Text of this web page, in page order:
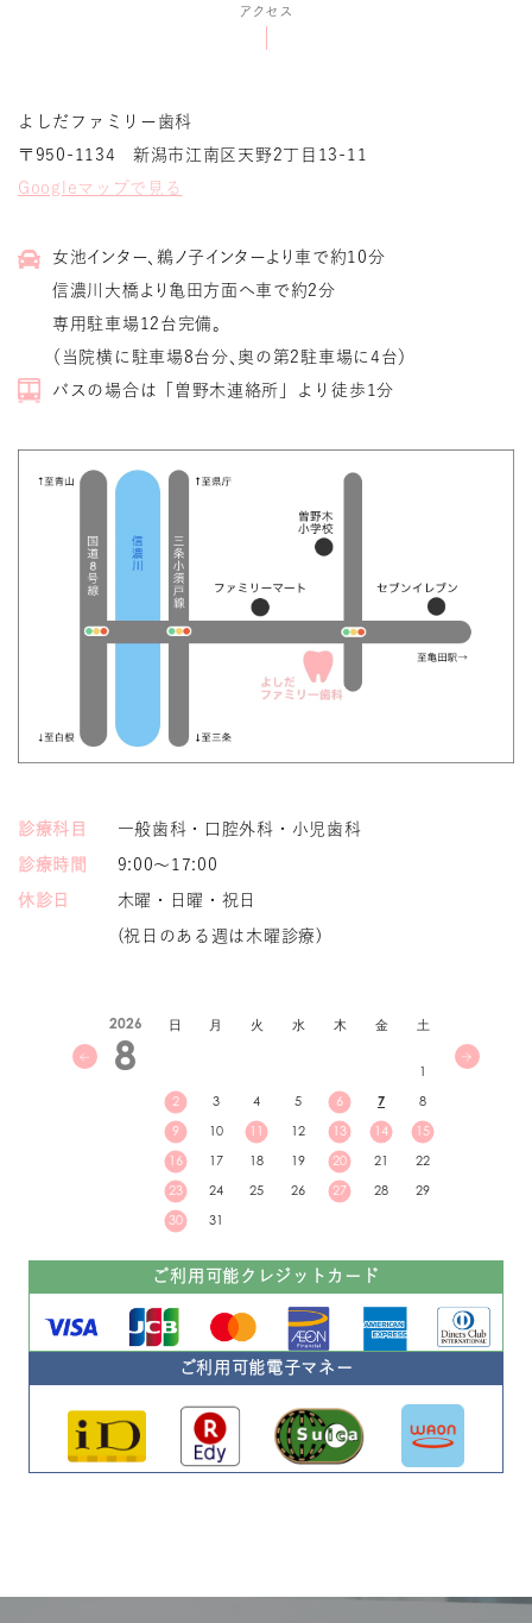
アクセス
よしだファミリー歯科
〒950-1134 新潟市江南区天野2丁目13-11
Googleマップで見る
女池インター、鵜ノ子インターより車で約10分
信濃川大橋より亀田方面へ車で約2分
専用駐車場12台完備。
（当院横に駐車場8台分、奥の第2駐車場に4台）
バスの場合は「曽野木連絡所」より徒歩1分
診療科目 一般歯科・口腔外科・小児歯科
診療時間 9:00～17:00
休診日 木曜・日曜・祝日
(祝日のある週は木曜診療)
2026
8
日 月 火 水 木 金 土
1
2
3 4 5 6 7
8
9
10 11 12 13 14
15
16
17 18 19 20 21
22
23
24 25 26 27 28
29
30
31
ご利用可能クレジットカード
ご利用可能電子マネー